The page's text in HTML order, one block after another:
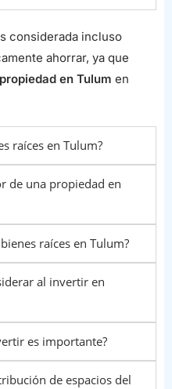
considerada incluso
ahorrar, ya que
en Tulum en
raíces en Tulum?
de una propiedad en
raíces en Tulum?
al invertir en
es importante?
de espacios del